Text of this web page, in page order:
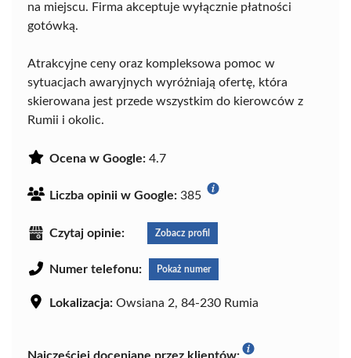
na miejscu. Firma akceptuje wyłącznie płatności
gotówką.
Atrakcyjne ceny oraz kompleksowa pomoc w
sytuacjach awaryjnych wyróżniają ofertę, która
skierowana jest przede wszystkim do kierowców z
Rumii i okolic.
Ocena w Google: 4.7
Liczba opinii w Google: 385
Czytaj opinie: Zobacz profil
Numer telefonu: Pokaż numer
Lokalizacja: Owsiana 2, 84-230 Rumia